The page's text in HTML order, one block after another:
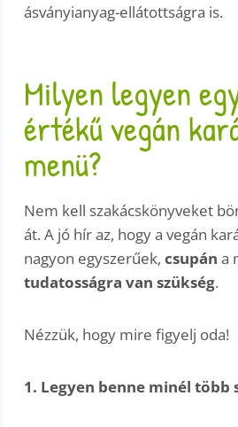
ásványianyag-ellátottságra is.
Milyen legyen
értékű vegán
menü?
Nem kell szakácskönyveket
át. A jó hír az, hogy a vegán
nagyon egyszerűek,csupána
tudatosságra van szükség.
Nézzük, hogy mire figyelj oda!
1. Legyen benne minél több